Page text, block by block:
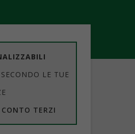
LE TUE
TERZI